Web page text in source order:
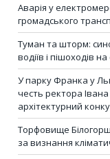
Аварія у
громадського
Туман та шторм:
водіїв і пішоходів
У парку Франка у
честь ректора
архітектурний
Торфовище
за визнання